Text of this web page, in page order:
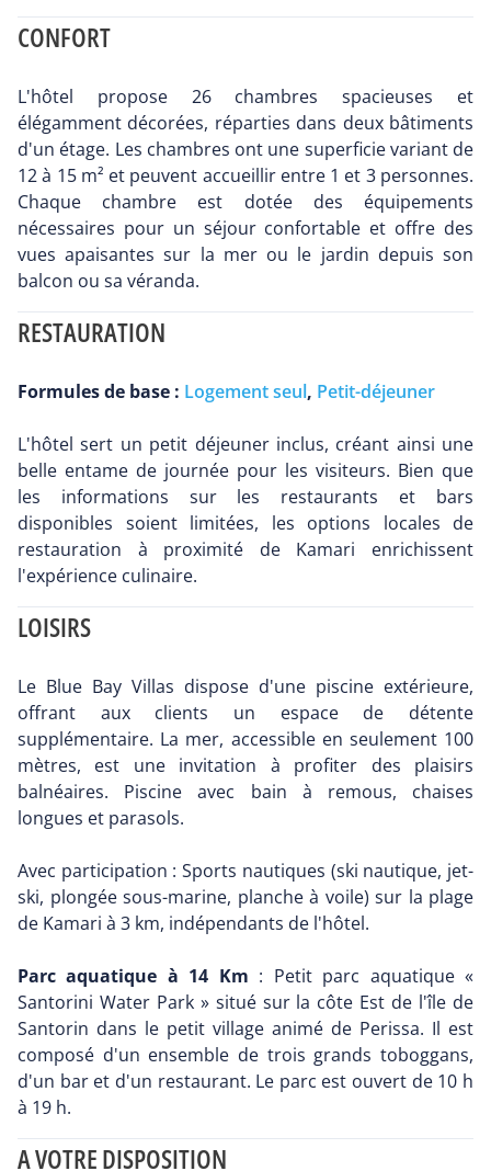
CONFORT
L'hôtel propose 26 chambres spacieuses et
élégamment décorées, réparties dans deux bâtiments
d'un étage. Les chambres ont une superficie variant de
12 à 15 m² et peuvent accueillir entre 1 et 3 personnes.
Chaque chambre est dotée des équipements
nécessaires pour un séjour confortable et offre des
vues apaisantes sur la mer ou le jardin depuis son
balcon ou sa véranda.
RESTAURATION
Formules de base : Logement seul, Petit-déjeuner
L'hôtel sert un petit déjeuner inclus, créant ainsi une
belle entame de journée pour les visiteurs. Bien que
les informations sur les restaurants et bars
disponibles soient limitées, les options locales de
restauration à proximité de Kamari enrichissent
l'expérience culinaire.
LOISIRS
Le Blue Bay Villas dispose d'une piscine extérieure,
offrant aux clients un espace de détente
supplémentaire. La mer, accessible en seulement 100
mètres, est une invitation à profiter des plaisirs
balnéaires. Piscine avec bain à remous, chaises
longues et parasols.
Avec participation : Sports nautiques (ski nautique, jet-
ski, plongée sous-marine, planche à voile) sur la plage
de Kamari à 3 km, indépendants de l'hôtel.
Parc aquatique à 14 Km : Petit parc aquatique «
Santorini Water Park » situé sur la côte Est de l'île de
Santorin dans le petit village animé de Perissa. Il est
composé d'un ensemble de trois grands toboggans,
d'un bar et d'un restaurant. Le parc est ouvert de 10 h
à 19 h.
A VOTRE DISPOSITION